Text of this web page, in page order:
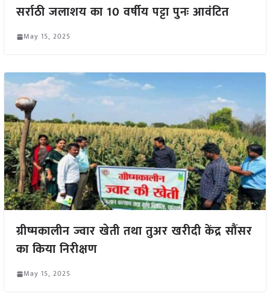
सर्राठी जलाशय का 10 वर्षीय पट्टा पुनः आवंटित
May 15, 2025
ग्रीष्मकालीन ज्वार खेती तथा तुअर खरीदी केंद्र सौंसर
का किया निरीक्षण
May 15, 2025